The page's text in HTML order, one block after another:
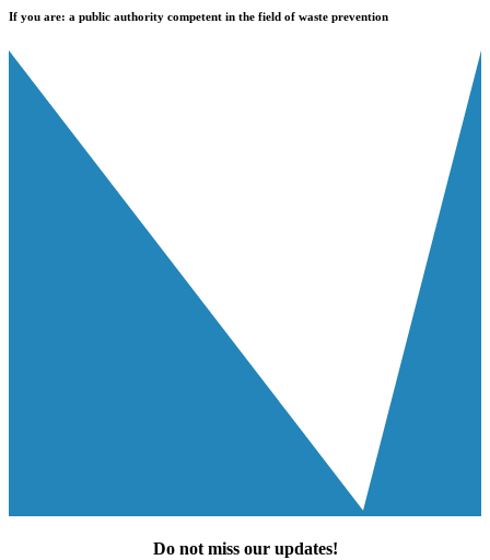
If you are: a public authority competent in the field of waste prevention
Do not miss our updates!